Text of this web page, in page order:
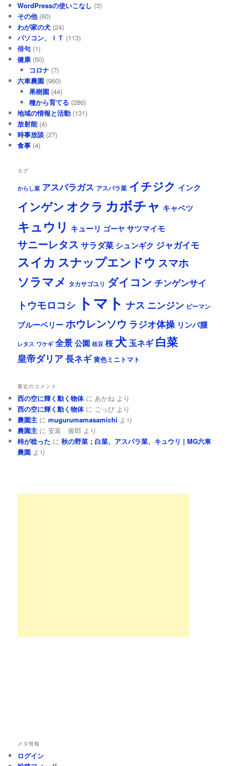
WordPressの使いこなし (3)
その他(60)
わが家の犬 (24)
パソコン、ＩＴ (113)
俳句 (1)
健康 (50)
コロナ(7)
六車農園 (960)
果樹園(44)
種から育てる (286)
地域の情報と活動 (131)
放射能(4)
時事放談 (27)
食事 (4)
タグ
からし菜 アスパラガス アスパラ菜 イチジク インク
インゲン オクラ カボチャ キャベツ
キュウリ キューリ ゴーヤ サツマイモ
サニーレタス サラダ菜 シュンギク ジャガイモ
スイカ スナップエンドウ スマホ
ソラマメ タカサゴユリ ダイコン チンゲンサイ
トウモロコシ トマト ナス ニンジン ピーマン
ブルーベリー ホウレンソウ ラジオ体操 リンパ腫
レタス ワケギ 全景公園 枝豆 桜 犬玉ネギ 白菜
皇帝ダリア長ネギ 黄色ミニトマト
最近のコメント
西の空に輝く動く物体に あかね より
西の空に輝く動く物体に ごっぴより
農園主 にmugurumamasamichi より
農園主 に安富 俊郎 より
柿が稔った に秋の野菜；白菜、アスパラ菜、キュウリ | MG六車
農園 より
メタ情報
ログイン